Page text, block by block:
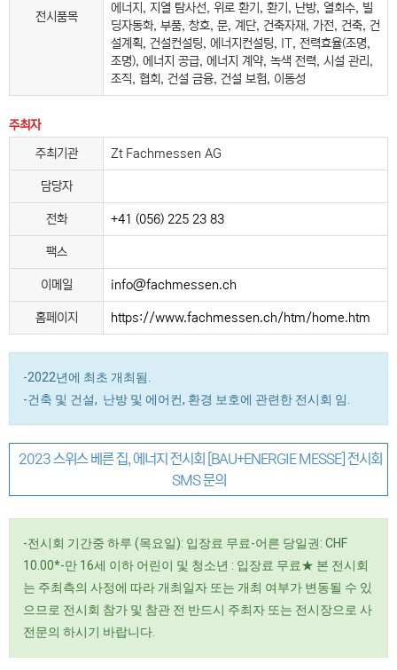
전시품목
에너지, 지열 탐사선, 위로 환기, 환기, 난방, 열회수, 빌
딩자동화, 부품, 창호, 문, 계단, 건축자재, 가전, 건축, 건
설계획, 건설컨설팅, 에너지컨설팅, IT, 전력효율(조명,
조명), 에너지 공급, 에너지 계약, 녹색 전력, 시설 관리,
조직, 협회, 건설 금융, 건설 보험, 이동성
주최자
주최기관
Zt Fachmessen AG
담당자
전화 +41 (056) 225 23 83
팩스
이메일 info@fachmessen.ch
홈페이지 https://www.fachmessen.ch/htm/home.htm
-2022년에 최초 개최됨.
-건축 및 건설, 난방 및 에어컨, 환경 보호에 관련한 전시회 임.
2023 스위스 베른 집, 에너지 전시회 [BAU+ENERGIE MESSE] 전시회
SMS 문의
-전시회 기간중 하루 (목요일): 입장료 무료-어른 당일권: CHF
10.00*-만 16세 이하 어린이 및 청소년 : 입장료 무료★ 본 전시회
는 주최측의 사정에 따라 개최일자 또는 개최 여부가 변동될 수 있
으므로 전시회 참가 및 참관 전 반드시 주최자 또는 전시장으로 사
전문의 하시기 바랍니다.